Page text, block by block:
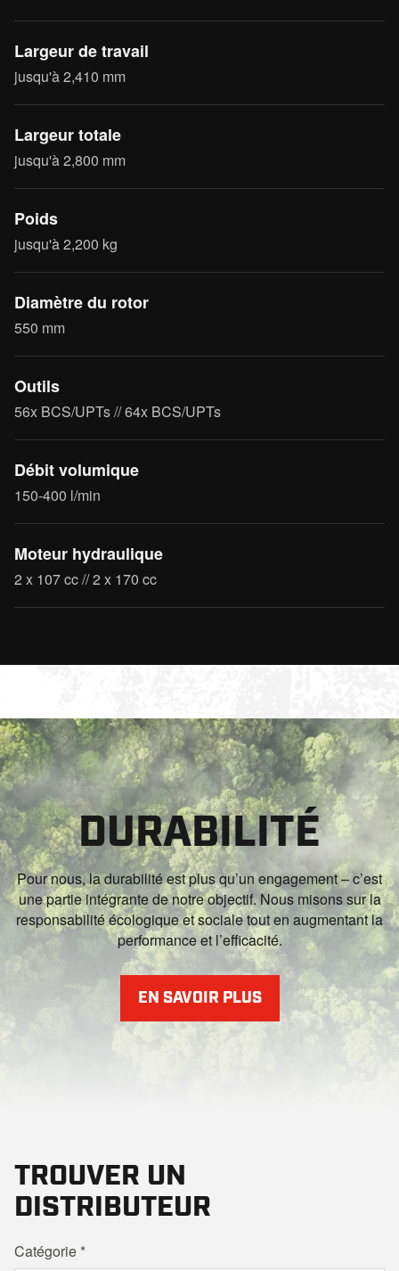
Largeur de travail
jusqu'à 2,410 mm
Largeur totale
jusqu'à 2,800 mm
Poids
jusqu'à 2,200 kg
Diamètre du rotor
550 mm
Outils
56x BCS/UPTs // 64x BCS/UPTs
Débit volumique
150-400 l/min
Moteur hydraulique
2 x 107 cc // 2 x 170 cc
DURABILITÉ
Pour nous, la durabilité est plus qu’un engagement – c’est
une partie intégrante de notre objectif. Nous misons sur la
responsabilité écologique et sociale tout en augmentant la
performance et l’efficacité.
EN SAVOIR PLUS
TROUVER UN
DISTRIBUTEUR
Catégorie